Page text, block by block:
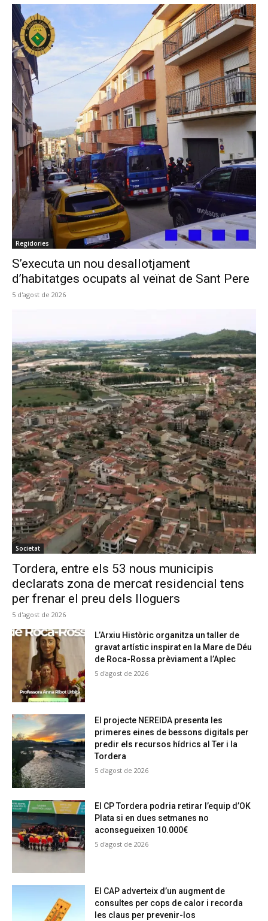
Regidories
S’executa un nou desallotjament
d’habitatges ocupats al veïnat de Sant Pere
5 d'agost de 2026
Societat
Tordera, entre els 53 nous municipis
declarats zona de mercat residencial tens
per frenar el preu dels lloguers
5 d'agost de 2026
L’Arxiu Històric organitza un taller de
gravat artístic inspirat en la Mare de Déu
de Roca-Rossa prèviament a l’Aplec
5 d'agost de 2026
El projecte NEREIDA presenta les
primeres eines de bessons digitals per
predir els recursos hídrics al Ter i la
Tordera
5 d'agost de 2026
El CP Tordera podria retirar l’equip d’OK
Plata si en dues setmanes no
aconsegueixen 10.000€
5 d'agost de 2026
El CAP adverteix d’un augment de
consultes per cops de calor i recorda
les claus per prevenir-los